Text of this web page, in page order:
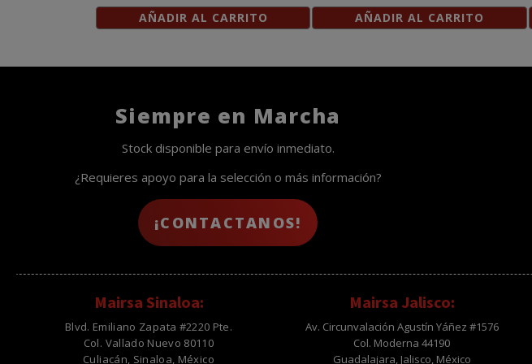
AÑADIR AL CARRITO AÑADIR AL CARRITO
Siempre en Marcha
Stock disponible para envío inmediato.
¿Requieres apoyo para la selección o más información?
¡CONTACTANOS!
Mairsa Sinaloa:
Blvd. Emiliano Zapata #2220 Pte.
Col. Vallado Nuevo 80110
Culiacán, Sinaloa, México
Mairsa Jalisco:
Av. Circunvalación Agustín Yáñez #1576
Col. Moderna 44190
Guadalajara, Jalisco, México